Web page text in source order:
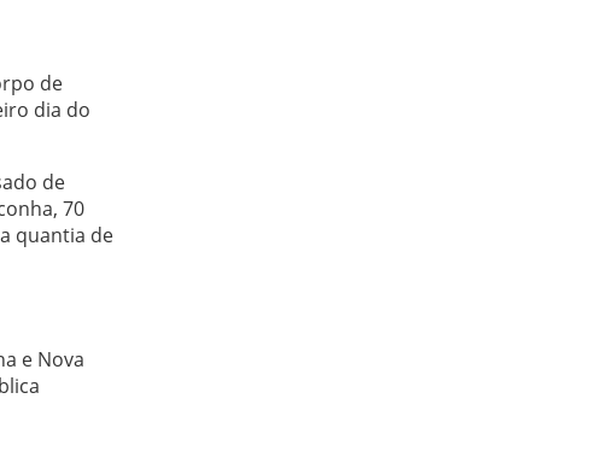
de
dia do
de
70
quantia de
e Nova